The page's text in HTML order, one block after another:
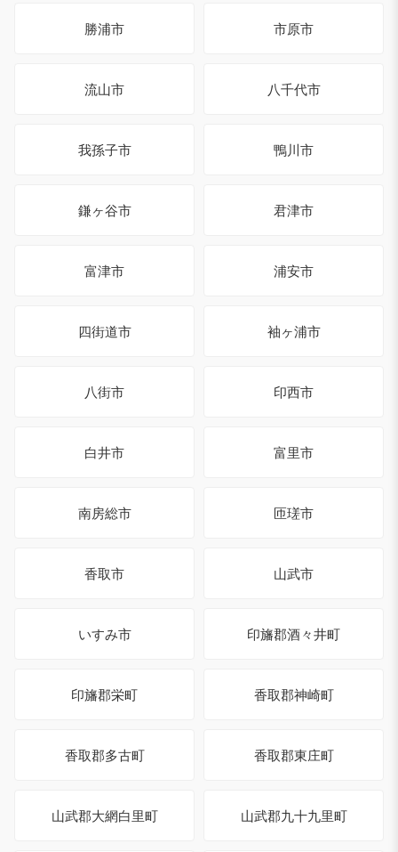
勝浦市 市原市
流山市 八千代市
我孫子市 鴨川市
鎌ヶ谷市 君津市
富津市 浦安市
四街道市 袖ヶ浦市
八街市 印西市
白井市 富里市
南房総市 匝瑳市
香取市 山武市
いすみ市 印旛郡酒々井町
印旛郡栄町 香取郡神崎町
香取郡多古町 香取郡東庄町
山武郡大網白里町 山武郡九十九里町